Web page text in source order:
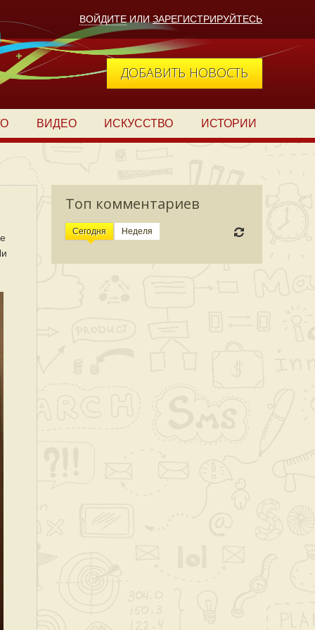
ВОЙДИТЕ ИЛИ ЗАРЕГИСТРИРУЙТЕСЬ
ДОБАВИТЬ НОВОСТЬ
ВИДЕО ИСКУССТВО ИСТОРИИ
Топ комментариев
Сегодня Неделя